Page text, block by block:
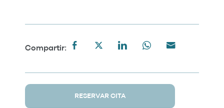
Compartir:
RESERVAR CITA